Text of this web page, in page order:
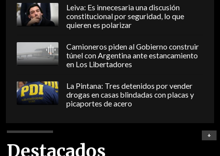
Leiva: Es innecesaria una discusión
constitucional por seguridad, lo que
quieren es polarizar
Camioneros piden al Gobierno construir
túnel con Argentina ante estancamiento
en Los Libertadores
La Pintana: Tres detenidos por vender
drogas en casas blindadas con placas y
picaportes de acero
Destacados
+